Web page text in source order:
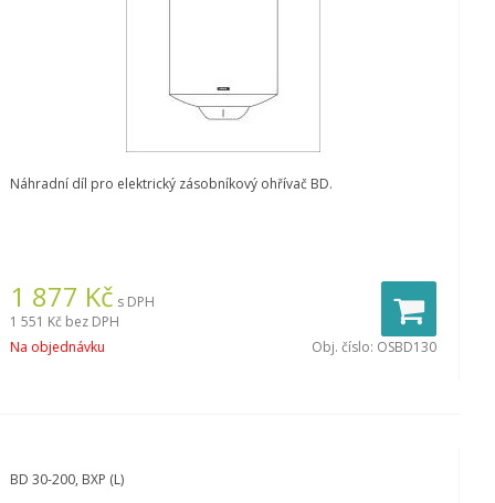
Náhradní díl pro elektrický zásobníkový ohřívač BD.
1 877 Kč s DPH
1 551 Kč bez DPH
Na objednávku
Obj. číslo: OSBD130
BD 30-200, BXP (L)